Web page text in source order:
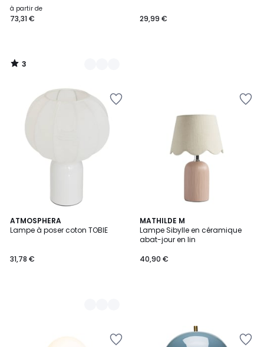
à partir de
73,31 €
3
/
29,99 €
ATMOSPHERA
Lampe à poser coton TOBIE
31,78 €
2
Couleurs
MATHILDE M
Lampe Sibylle en céramique
abat-jour en lin
40,90 €